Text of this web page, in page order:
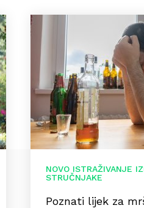
NOVO ISTRAŽIVANJE
STRUČNJAKE
Poznati lijek za